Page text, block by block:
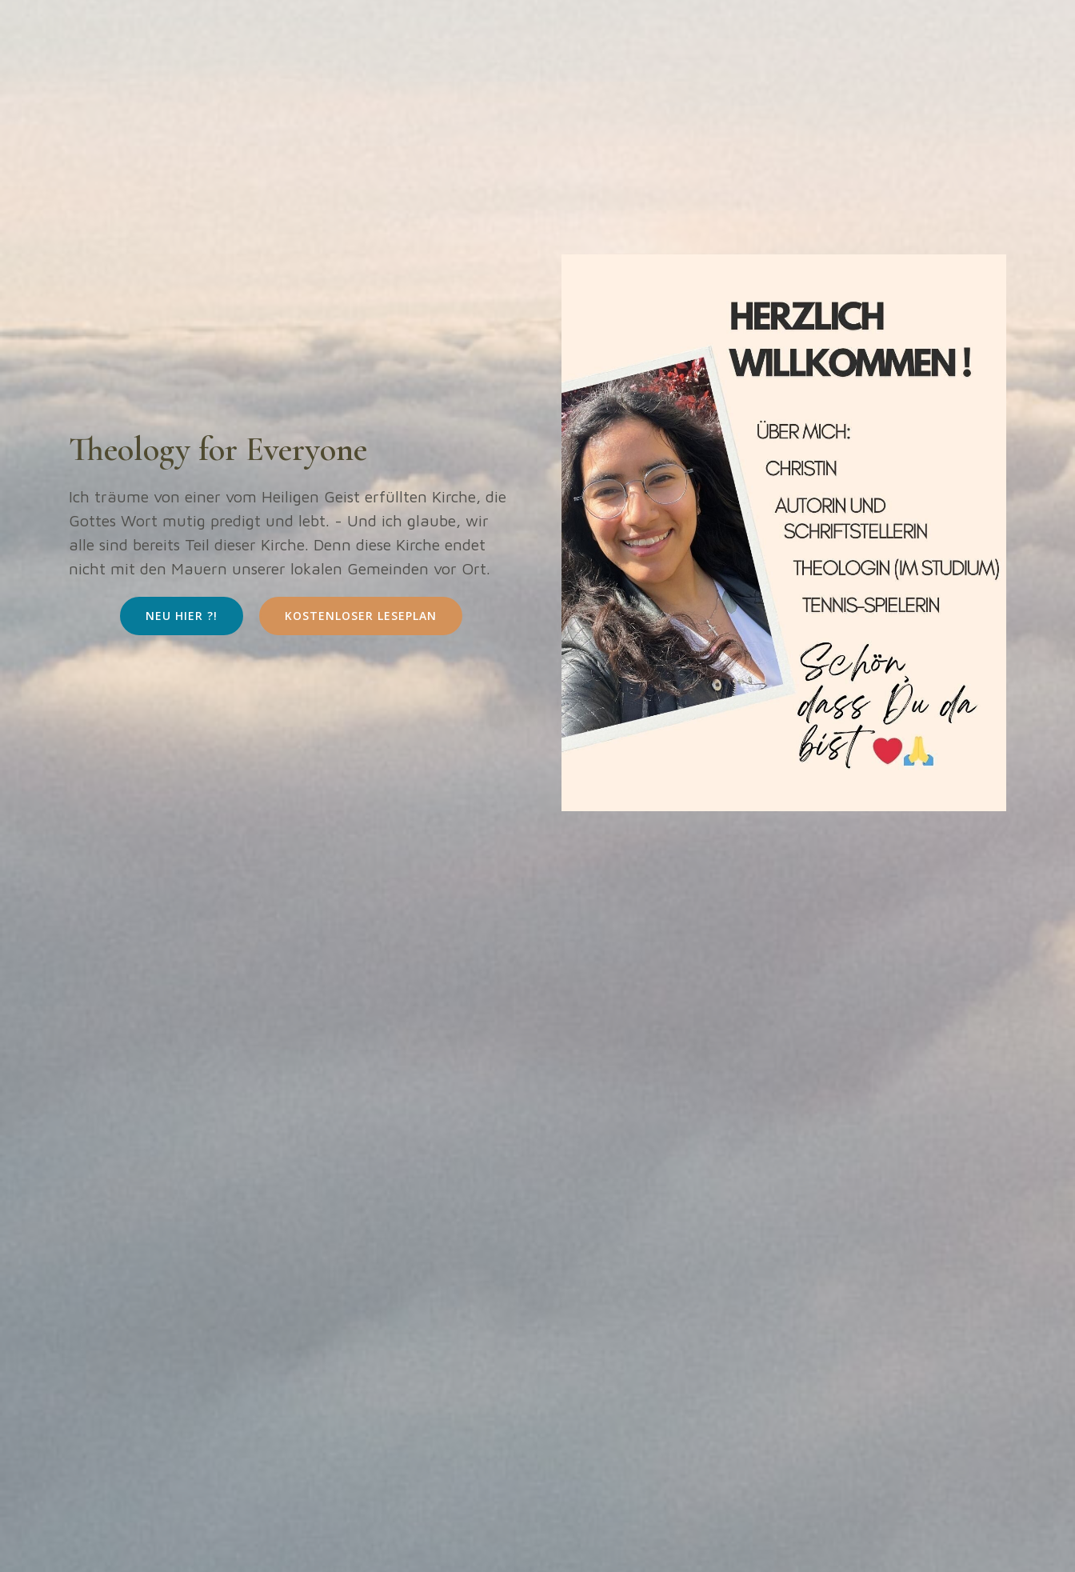
Theology for Everyone
Ich träume von einer vom Heiligen Geist erfüllten Kirche, die
Gottes Wort mutig predigt und lebt. - Und ich glaube, wir
alle sind bereits Teil dieser Kirche. Denn diese Kirche endet
nicht mit den Mauern unserer lokalen Gemeinden vor Ort.
NEU HIER ?! KOSTENLOSER LESEPLAN